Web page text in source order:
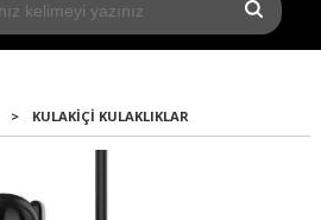
> KULAKIÇI KULAKLIKLAR